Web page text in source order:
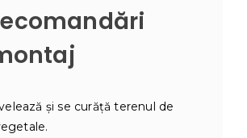
și se curăță terenul de